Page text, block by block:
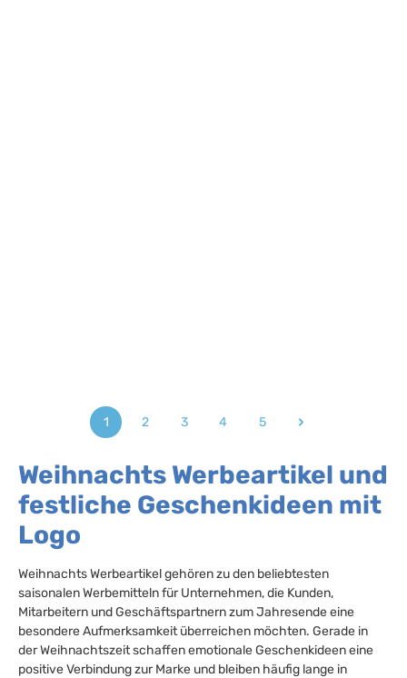
Seite
1
Seite
2
Seite
3
Seite
4
Seite
5
Weihnachts Werbeartikel und
festliche Geschenkideen mit
Logo
Weihnachts Werbeartikel gehören zu den beliebtesten
saisonalen Werbemitteln für Unternehmen, die Kunden,
Mitarbeitern und Geschäftspartnern zum Jahresende eine
besondere Aufmerksamkeit überreichen möchten. Gerade in
der Weihnachtszeit schaffen emotionale Geschenkideen eine
positive Verbindung zur Marke und bleiben häufig lange in